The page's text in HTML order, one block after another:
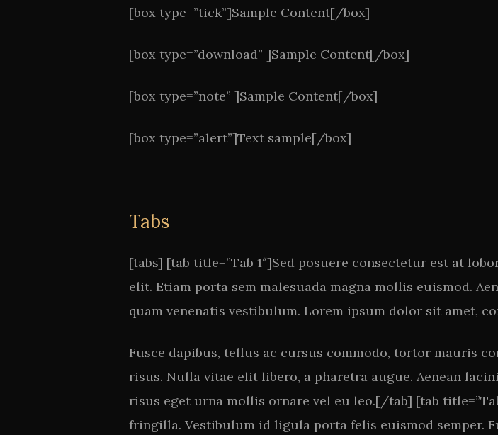
[box type=”tick”]Sample Content[/box]
[box type=”download” ]Sample Content[/box]
[box type=”note” ]Sample Content[/box]
[box type=”alert”]Text sample[/box]
Tabs
[tabs] [tab title=”Tab 1″]Sed posuere consectetur est at
elit. Etiam porta sem malesuada magna mollis euismod.
quam venenatis vestibulum. Lorem ipsum dolor sit amet,
Fusce dapibus, tellus ac cursus commodo, tortor mauris
risus. Nulla vitae elit libero, a pharetra augue. Aenean
risus eget urna mollis ornare vel eu leo.[/tab] [tab
fringilla. Vestibulum id ligula porta felis euismod semper.